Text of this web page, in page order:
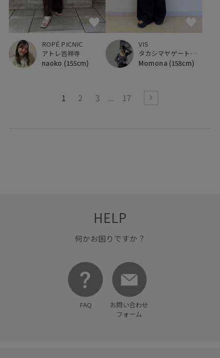
ROPÉ PICNIC
アトレ吉祥寺
naoko (155cm)
VIS
タカシマヤゲートタワーモール
Momona (158cm)
1 2 3 17
HELP
何かお困りですか？
FAQ
お問い合わせ
フォーム